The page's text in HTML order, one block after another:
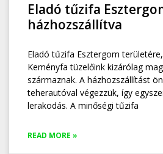
Eladó tűzifa
házhozszállítva
Eladó tűzifa Esztergom
Keményfa tüzelőink kizárólag
származnak. A házhozszállítást
teherautóval végezzük, így
lerakodás. A minőségi tűzifa
READ MORE »